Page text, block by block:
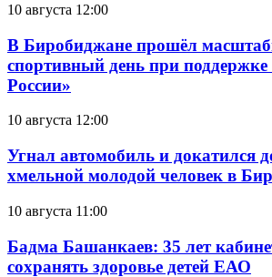
10 августа 12:00
В Биробиджане прошёл
спортивный день при
России»
10 августа 12:00
Угнал автомобиль и докатился
хмельной молодой человек в
10 августа 11:00
Бадма Башанкаев: 35 лет
сохранять здоровье детей ЕАО